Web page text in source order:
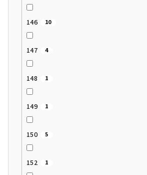
146 10
147 4
148 1
149 1
150 5
152 1